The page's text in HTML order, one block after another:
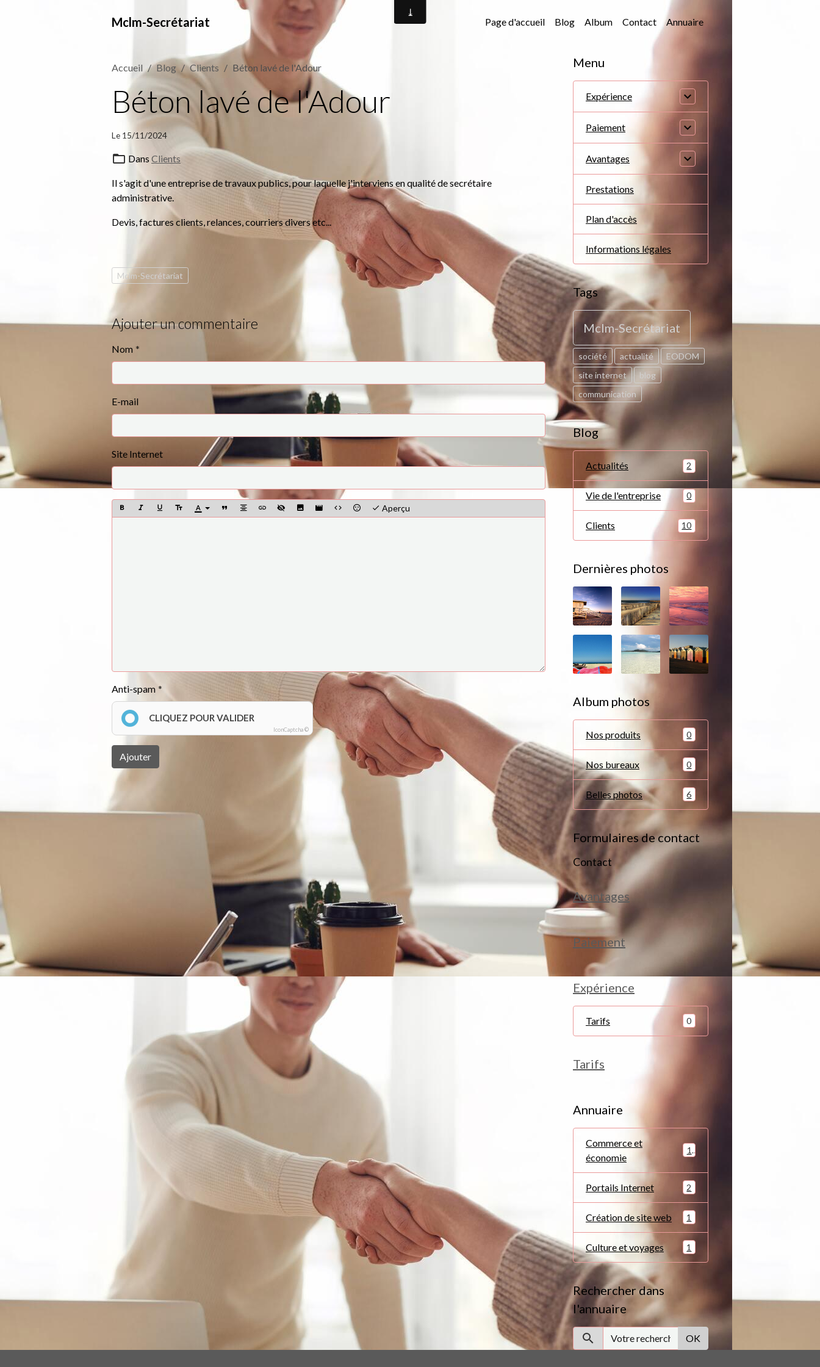
Mclm-Secrétariat Page d'accueil Blog Album Contact Annuaire
Accueil Blog Clients Béton lavé de l'Adour
Béton lavé de l'Adour
Le 15/11/2024
Dans Clients
Il s'agit d'une entreprise de travaux publics, pour laquelle j'interviens en qualité de secrétaire
administrative.
Devis, factures clients, relances, courriers divers etc...
Mclm-Secrétariat
Ajouter un commentaire
Nom
E-mail
Site Internet
Aperçu
Anti-spam
CLIQUEZ POUR VALIDER
IconCaptcha ©
Ajouter
Menu
Expérience
Paiement
Avantages
Prestations
Plan d'accès
Informations légales
Tags
Mclm-Secrétariat
société actualité
EODOM
site internet
blog
communication
Blog
Actualités 2
Vie de l'entreprise 0
Clients 10
Dernières photos
Album photos
Nos produits 0
Nos bureaux 0
Belles photos 6
Formulaires de contact
Contact
Avantages
Paiement
Expérience
Tarifs 0
Tarifs
Annuaire
Commerce et
économie
1
Portails Internet 2
Création de site web 1
Culture et voyages 1
Rechercher dans
l'annuaire
OK